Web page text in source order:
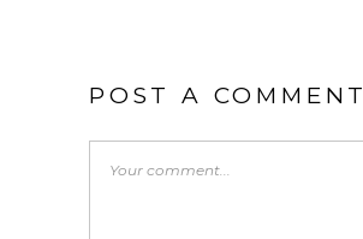
POST A COMMENT